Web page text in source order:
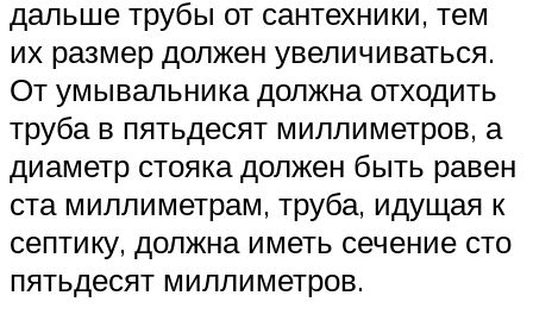
дальше трубы от сантехники, тем
их размер должен увеличиваться.
От умывальника должна отходить
труба в пятьдесят миллиметров, а
диаметр стояка должен быть равен
ста миллиметрам, труба, идущая к
септику, должна иметь сечение сто
пятьдесят миллиметров.